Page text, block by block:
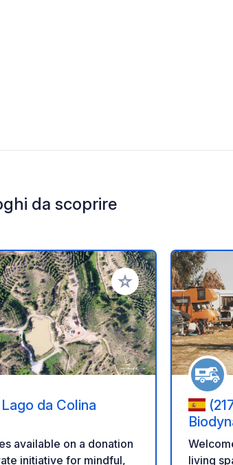
da scoprire
Aggiungi ai tuoi
da Colina
available on a donation
initiative for mindful,
living